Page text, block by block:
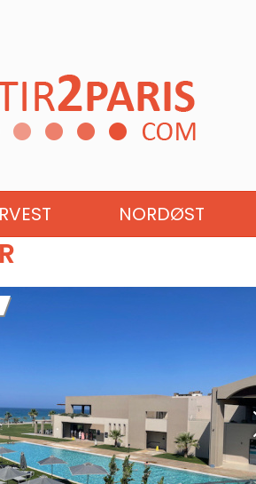
NORDØST
EUROPA ØST-